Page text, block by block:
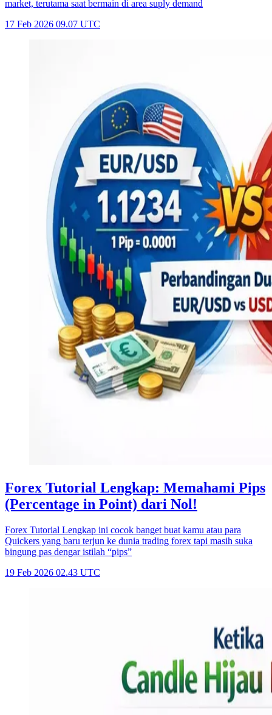
market, terutama saat bermain di area suply demand
17 Feb 2026 09.07 UTC
Forex Tutorial Lengkap: Memahami Pips
(Percentage in Point) dari Nol!
Forex Tutorial Lengkap ini cocok banget buat kamu atau para
Quickers yang baru terjun ke dunia trading forex tapi masih suka
bingung pas dengar istilah “pips”
19 Feb 2026 02.43 UTC